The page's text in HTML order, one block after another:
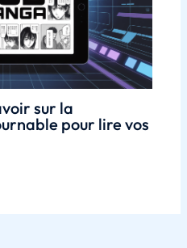
sur la
pour lire vos